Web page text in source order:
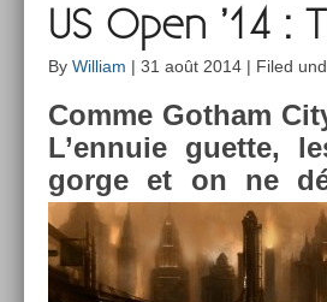
US Open ’14 :
By William | 31 août 2014 | Filed
Comme Got­ham
L’en­nuie guet­te,
gorge et on ne